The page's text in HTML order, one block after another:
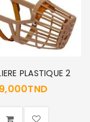
PLASTIQUE 2
9,000TND